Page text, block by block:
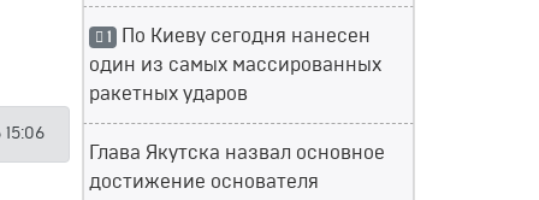
15:06
1 По Киеву сегодня нанесен
один из самых массированных
ракетных ударов
Глава Якутска назвал основное
достижение основателя